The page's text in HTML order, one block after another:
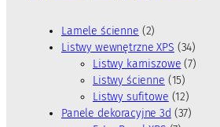
Lamele ścienne 22
p
r
o
d
u
Listwy wewnętrzne XPS 343
4
Listwy karniszowe 77
Listwy ścienne 151
5
p
Listwy sufitowe 121
2
Panele dekoracyjne 3d 373